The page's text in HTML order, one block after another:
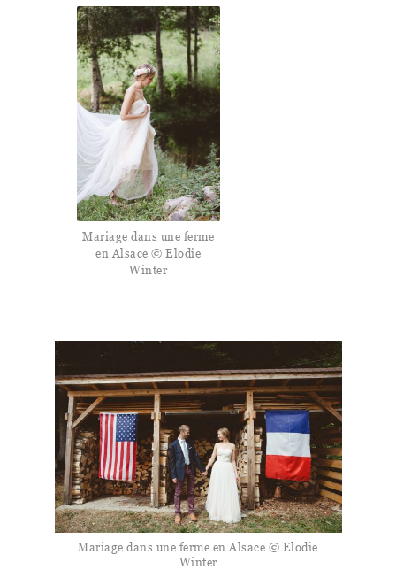
Mariage dans une ferme
en Alsace © Elodie
Winter
Mariage dans une ferme en Alsace © Elodie
Winter